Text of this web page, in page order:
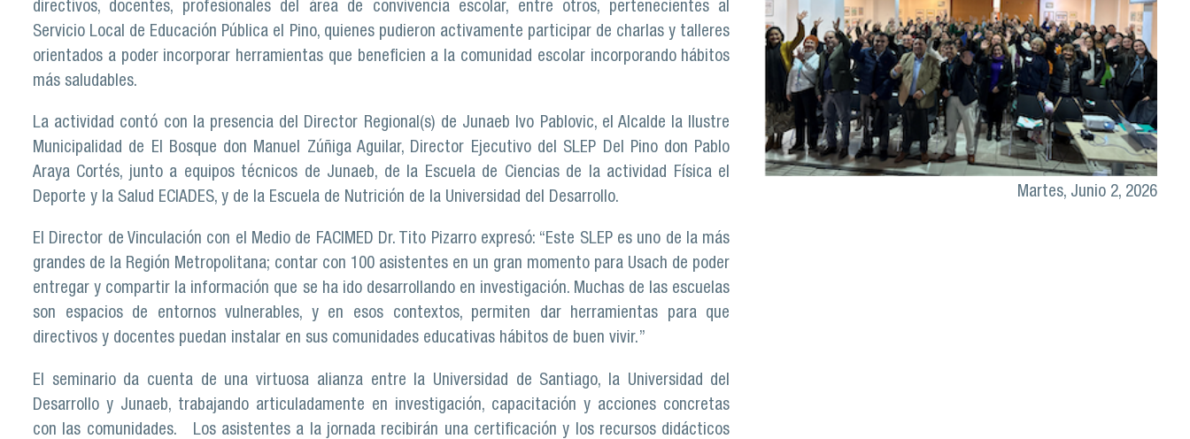
directivos, docentes, profesionales del área de convivencia escolar, entre otros, pertenecientes al
Servicio Local de Educación Pública el Pino, quienes pudieron activamente participar de charlas y talleres
orientados a poder incorporar herramientas que beneficien a la comunidad escolar incorporando hábitos
más saludables.
La actividad contó con la presencia del Director Regional(s) de Junaeb Ivo Pablovic, el Alcalde la Ilustre
Municipalidad de El Bosque don Manuel Zúñiga Aguilar, Director Ejecutivo del SLEP Del Pino don Pablo
Araya Cortés, junto a equipos técnicos de Junaeb, de la Escuela de Ciencias de la actividad Física el
Deporte y la Salud ECIADES, y de la Escuela de Nutrición de la Universidad del Desarrollo.
El Director de Vinculación con el Medio de FACIMED Dr. Tito Pizarro expresó: “Este SLEP es uno de la más
grandes de la Región Metropolitana; contar con 100 asistentes en un gran momento para Usach de poder
entregar y compartir la información que se ha ido desarrollando en investigación. Muchas de las escuelas
son espacios de entornos vulnerables, y en esos contextos, permiten dar herramientas para que
directivos y docentes puedan instalar en sus comunidades educativas hábitos de buen vivir.”
El seminario da cuenta de una virtuosa alianza entre la Universidad de Santiago, la Universidad del
Desarrollo y Junaeb, trabajando articuladamente en investigación, capacitación y acciones concretas
con las comunidades. Los asistentes a la jornada recibirán una certificación y los recursos didácticos
Martes, Junio 2, 2026